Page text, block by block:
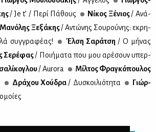
/ Je t’ / Πε­ρί Πά­θους Νί­κος Ξέ­νιος/ Ανά­
Μα­νό­λης Ξε­ξά­κης/ Αντώ­νης Σου­ρού­νης: εκρη­
συγ­γρα­φέ­ας!
Έλ­ση Σα­ρά­τση / Ο μή­νας
Σε­ρέ­φας/ Ποι­ή­μα­τα που μου αρέ­σουν υπερ­
/ Aurora
Μίλ­τος Φρα­γκό­που­λος
Δρά­χου Χού­δρα / Δυ­σκοι­λιό­τη­τα
Γιώρ­